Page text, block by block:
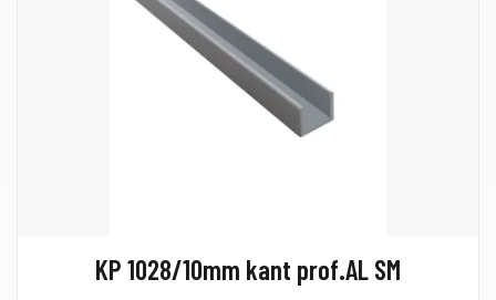
KP 1028/10mm kant prof.AL SM